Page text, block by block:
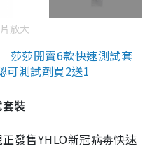
放大
莎莎開賣6款快速測試套
可測試劑買2送1
裝
發售YHLO新冠病毒快速